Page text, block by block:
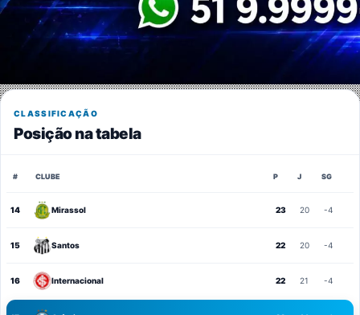
CLASSIFICAÇÃO
Posição na tabela
# CLUBE P J SG
14 Mirassol 23 20 -4
15 Santos 22 20 -4
16 Internacional 22 21 -4